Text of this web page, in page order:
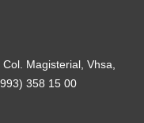
Magisterial, Vhsa,
358 15 00